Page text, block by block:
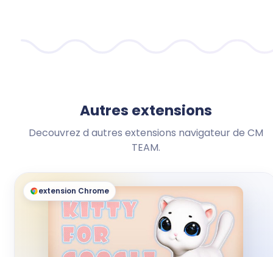
Autres extensions
Decouvrez d autres extensions navigateur de CM
TEAM.
extension Chrome